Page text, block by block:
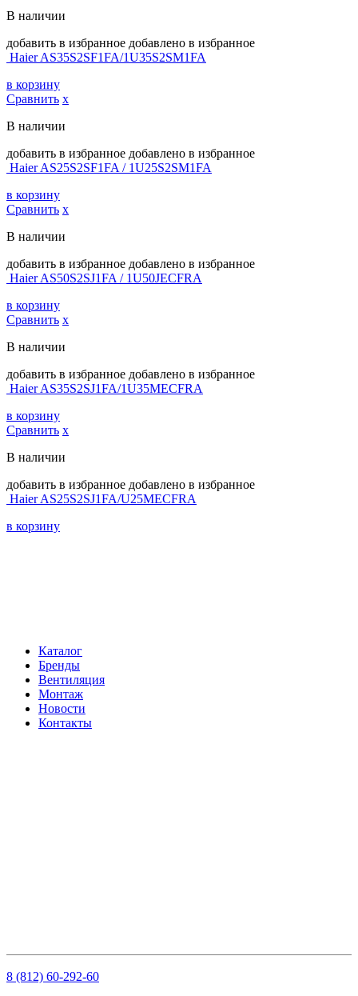
В наличии
добавить в избранное добавлено в избранное
Haier AS35S2SF1FA/1U35S2SM1FA
в корзину
Сравнить х
В наличии
добавить в избранное добавлено в избранное
Haier AS25S2SF1FA / 1U25S2SM1FA
в корзину
Сравнить х
В наличии
добавить в избранное добавлено в избранное
Haier AS50S2SJ1FA / 1U50JECFRA
в корзину
Сравнить х
В наличии
добавить в избранное добавлено в избранное
Haier AS35S2SJ1FA/1U35MECFRA
в корзину
Сравнить х
В наличии
добавить в избранное добавлено в избранное
Haier AS25S2SJ1FA/U25MECFRA
в корзину
Каталог
Бренды
Вентиляция
Монтаж
Новости
Контакты
8 (812) 60-292-60